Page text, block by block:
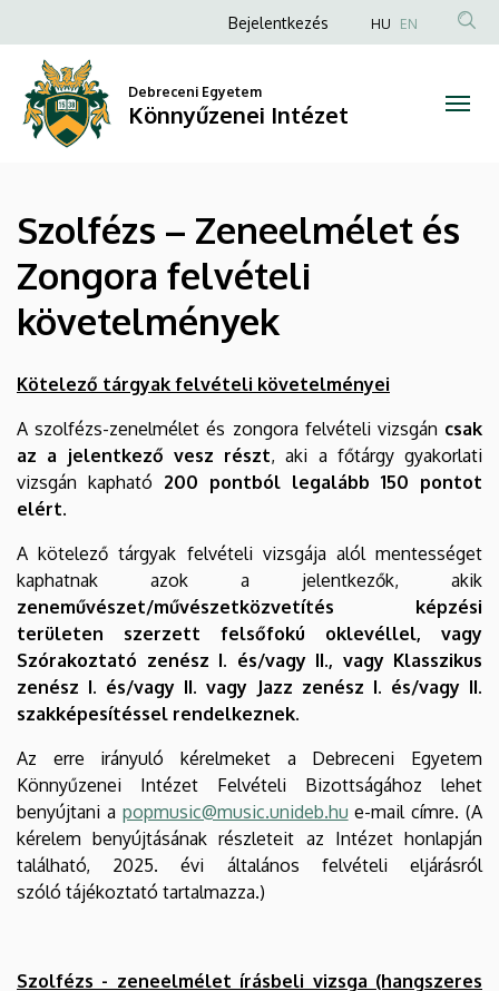
Zeneelmélet
Zongora
felvételi
követelmények
Könnyűzenei
Intézet
a
tartalomra
Anonim
fiók
menüje
Bejelentkezés HU EN
Debreceni Egyetem
Könnyűzenei Intézet
Szolfézs – Zeneelmélet és
Zongora felvételi
követelmények
Kötelező tárgyak felvételi követelményei
A szolfézs-zenelmélet és zongora felvételi vizsgán csak
az a jelentkező vesz részt, aki a főtárgy gyakorlati
vizsgán kapható 200 pontból legalább 150 pontot
elért.
A kötelező tárgyak felvételi vizsgája alól mentességet
kaphatnak azok a jelentkezők, akik
zeneművészet/művészetközvetítés képzési
területen szerzett felsőfokú oklevéllel, vagy
Szórakoztató zenész I. és/vagy II., vagy Klasszikus
zenész I. és/vagy II. vagy Jazz zenész I. és/vagy II.
szakképesítéssel rendelkeznek.
Az erre irányuló kérelmeket a Debreceni Egyetem
Könnyűzenei Intézet Felvételi Bizottságához lehet
benyújtani a popmusic@music.unideb.hu e-mail címre. (A
kérelem benyújtásának részleteit az Intézet honlapján
található, 2025. évi általános felvételi eljárásról
szóló tájékoztató tartalmazza.)
Szolfézs - zeneelmélet írásbeli vizsga (hangszeres